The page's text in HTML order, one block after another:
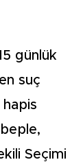
günlük
suç
Seçimi